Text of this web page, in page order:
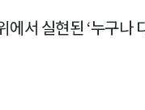
서 실현된 ‘누구나